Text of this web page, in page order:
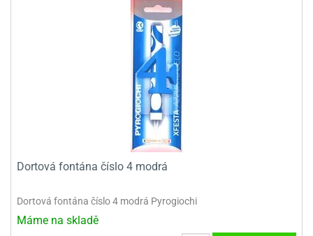
Dortová fontána číslo 4 modrá
Dortová fontána číslo 4 modrá Pyrogiochi
Máme na skladě